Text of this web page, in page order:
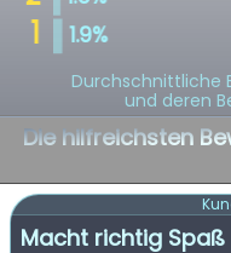
Durchschnittliche
und deren
Die hilfreichsten
Macht richtig Spaß